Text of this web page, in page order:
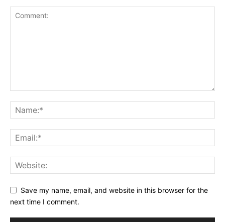
Save my name, email, and website in this browser for the
next time I comment.